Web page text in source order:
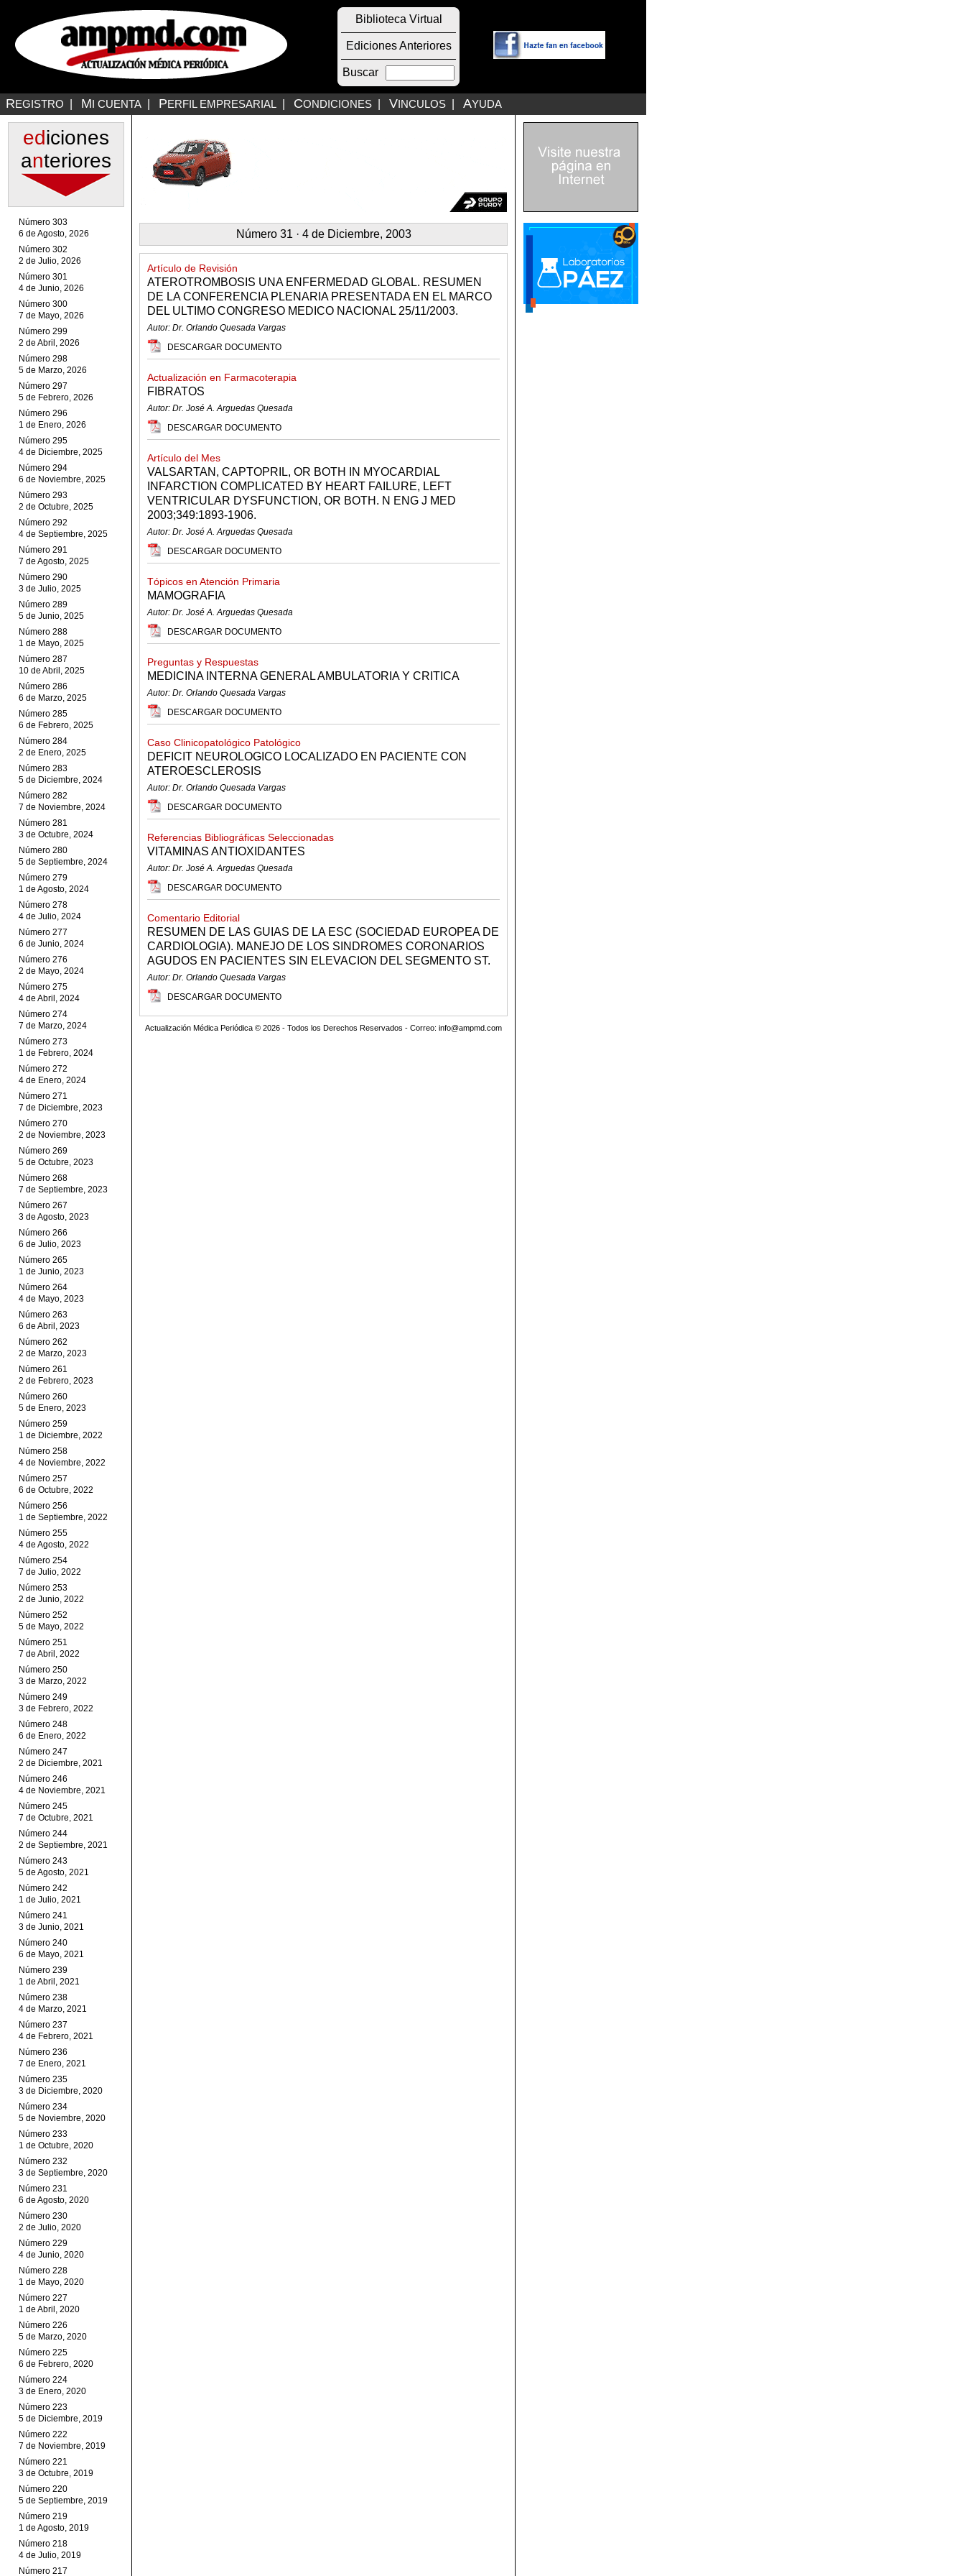
Biblioteca Virtual
Ediciones Anteriores
Buscar
REGISTRO MI CUENTA PERFIL EMPRESARIAL CONDICIONES VINCULOS AYUDA
ediciones
anteriores
Número 303
6 de Agosto, 2026
Número 302
2 de Julio, 2026
Número 301
4 de Junio, 2026
Número 300
7 de Mayo, 2026
Número 299
2 de Abril, 2026
Número 298
5 de Marzo, 2026
Número 297
5 de Febrero, 2026
Número 296
1 de Enero, 2026
Número 295
4 de Diciembre, 2025
Número 294
6 de Noviembre, 2025
Número 293
2 de Octubre, 2025
Número 292
4 de Septiembre, 2025
Número 291
7 de Agosto, 2025
Número 290
3 de Julio, 2025
Número 289
5 de Junio, 2025
Número 288
1 de Mayo, 2025
Número 287
10 de Abril, 2025
Número 286
6 de Marzo, 2025
Número 285
6 de Febrero, 2025
Número 284
2 de Enero, 2025
Número 283
5 de Diciembre, 2024
Número 282
7 de Noviembre, 2024
Número 281
3 de Octubre, 2024
Número 280
5 de Septiembre, 2024
Número 279
1 de Agosto, 2024
Número 278
4 de Julio, 2024
Número 277
6 de Junio, 2024
Número 276
2 de Mayo, 2024
Número 275
4 de Abril, 2024
Número 274
7 de Marzo, 2024
Número 273
1 de Febrero, 2024
Número 272
4 de Enero, 2024
Número 271
7 de Diciembre, 2023
Número 270
2 de Noviembre, 2023
Número 269
5 de Octubre, 2023
Número 268
7 de Septiembre, 2023
Número 267
3 de Agosto, 2023
Número 266
6 de Julio, 2023
Número 265
1 de Junio, 2023
Número 264
4 de Mayo, 2023
Número 263
6 de Abril, 2023
Número 262
2 de Marzo, 2023
Número 261
2 de Febrero, 2023
Número 260
5 de Enero, 2023
Número 259
1 de Diciembre, 2022
Número 258
4 de Noviembre, 2022
Número 257
6 de Octubre, 2022
Número 256
1 de Septiembre, 2022
Número 255
4 de Agosto, 2022
Número 254
7 de Julio, 2022
Número 253
2 de Junio, 2022
Número 252
5 de Mayo, 2022
Número 251
7 de Abril, 2022
Número 250
3 de Marzo, 2022
Número 249
3 de Febrero, 2022
Número 248
6 de Enero, 2022
Número 247
2 de Diciembre, 2021
Número 246
4 de Noviembre, 2021
Número 245
7 de Octubre, 2021
Número 244
2 de Septiembre, 2021
Número 243
5 de Agosto, 2021
Número 242
1 de Julio, 2021
Número 241
3 de Junio, 2021
Número 240
6 de Mayo, 2021
Número 239
1 de Abril, 2021
Número 238
4 de Marzo, 2021
Número 237
4 de Febrero, 2021
Número 236
7 de Enero, 2021
Número 235
3 de Diciembre, 2020
Número 234
5 de Noviembre, 2020
Número 233
1 de Octubre, 2020
Número 232
3 de Septiembre, 2020
Número 231
6 de Agosto, 2020
Número 230
2 de Julio, 2020
Número 229
4 de Junio, 2020
Número 228
1 de Mayo, 2020
Número 227
1 de Abril, 2020
Número 226
5 de Marzo, 2020
Número 225
6 de Febrero, 2020
Número 224
3 de Enero, 2020
Número 223
5 de Diciembre, 2019
Número 222
7 de Noviembre, 2019
Número 221
3 de Octubre, 2019
Número 220
5 de Septiembre, 2019
Número 219
1 de Agosto, 2019
Número 218
4 de Julio, 2019
Número 217
Número 31 · 4 de Diciembre, 2003
Artículo de Revisión
ATEROTROMBOSIS UNA ENFERMEDAD GLOBAL. RESUMEN
DE LA CONFERENCIA PLENARIA PRESENTADA EN EL MARCO
DEL ULTIMO CONGRESO MEDICO NACIONAL 25/11/2003.
Autor: Dr. Orlando Quesada Vargas
DESCARGAR DOCUMENTO
Actualización en Farmacoterapia
FIBRATOS
Autor: Dr. José A. Arguedas Quesada
DESCARGAR DOCUMENTO
Artículo del Mes
VALSARTAN, CAPTOPRIL, OR BOTH IN MYOCARDIAL
INFARCTION COMPLICATED BY HEART FAILURE, LEFT
VENTRICULAR DYSFUNCTION, OR BOTH. N ENG J MED
2003;349:1893-1906.
Autor: Dr. José A. Arguedas Quesada
DESCARGAR DOCUMENTO
Tópicos en Atención Primaria
MAMOGRAFIA
Autor: Dr. José A. Arguedas Quesada
DESCARGAR DOCUMENTO
Preguntas y Respuestas
MEDICINA INTERNA GENERAL AMBULATORIA Y CRITICA
Autor: Dr. Orlando Quesada Vargas
DESCARGAR DOCUMENTO
Caso Clinicopatológico Patológico
DEFICIT NEUROLOGICO LOCALIZADO EN PACIENTE CON
ATEROESCLEROSIS
Autor: Dr. Orlando Quesada Vargas
DESCARGAR DOCUMENTO
Referencias Bibliográficas Seleccionadas
VITAMINAS ANTIOXIDANTES
Autor: Dr. José A. Arguedas Quesada
DESCARGAR DOCUMENTO
Comentario Editorial
RESUMEN DE LAS GUIAS DE LA ESC (SOCIEDAD EUROPEA DE
CARDIOLOGIA). MANEJO DE LOS SINDROMES CORONARIOS
AGUDOS EN PACIENTES SIN ELEVACION DEL SEGMENTO ST.
Autor: Dr. Orlando Quesada Vargas
DESCARGAR DOCUMENTO
Actualización Médica Periódica © 2026 - Todos los Derechos Reservados - Correo: info@ampmd.com